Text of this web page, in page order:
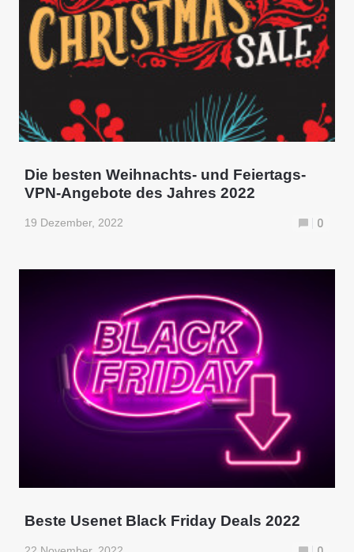
Die besten Weihnachts- und Feiertags-
VPN-Angebote des Jahres 2022
19 Dezember, 2022 0
Beste Usenet Black Friday Deals 2022